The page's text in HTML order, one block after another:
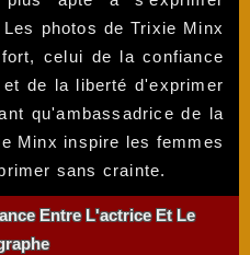
photos de Trixie Minx
celui de la confiance
de la liberté d'exprimer
qu'ambassadrice de la
Minx inspire les femmes
sans crainte.
Entre L'actrice Et Le